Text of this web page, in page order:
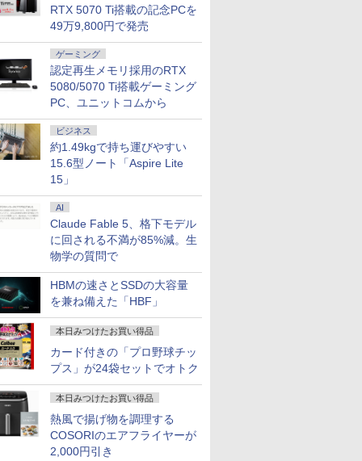
RTX 5070 Ti搭載の記念PCを
49万9,800円で発売
ゲーミング
認定再生メモリ採用のRTX
5080/5070 Ti搭載ゲーミング
PC、ユニットコムから
ビジネス
約1.49kgで持ち運びやすい
15.6型ノート「Aspire Lite
15」
AI
Claude Fable 5、格下モデル
に回される不満が85%減。生
物学の質問で
HBMの速さとSSDの大容量
を兼ね備えた「HBF」
本日みつけたお買い得品
カード付きの「プロ野球チッ
プス」が24袋セットでオトク
本日みつけたお買い得品
熱風で揚げ物を調理する
COSORIのエアフライヤーが
2,000円引き